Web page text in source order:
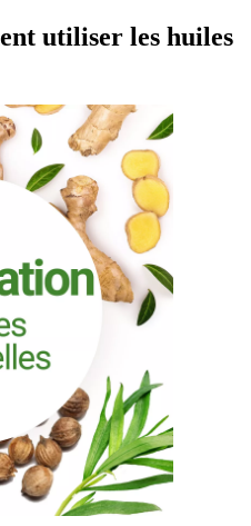
utiliser les huiles